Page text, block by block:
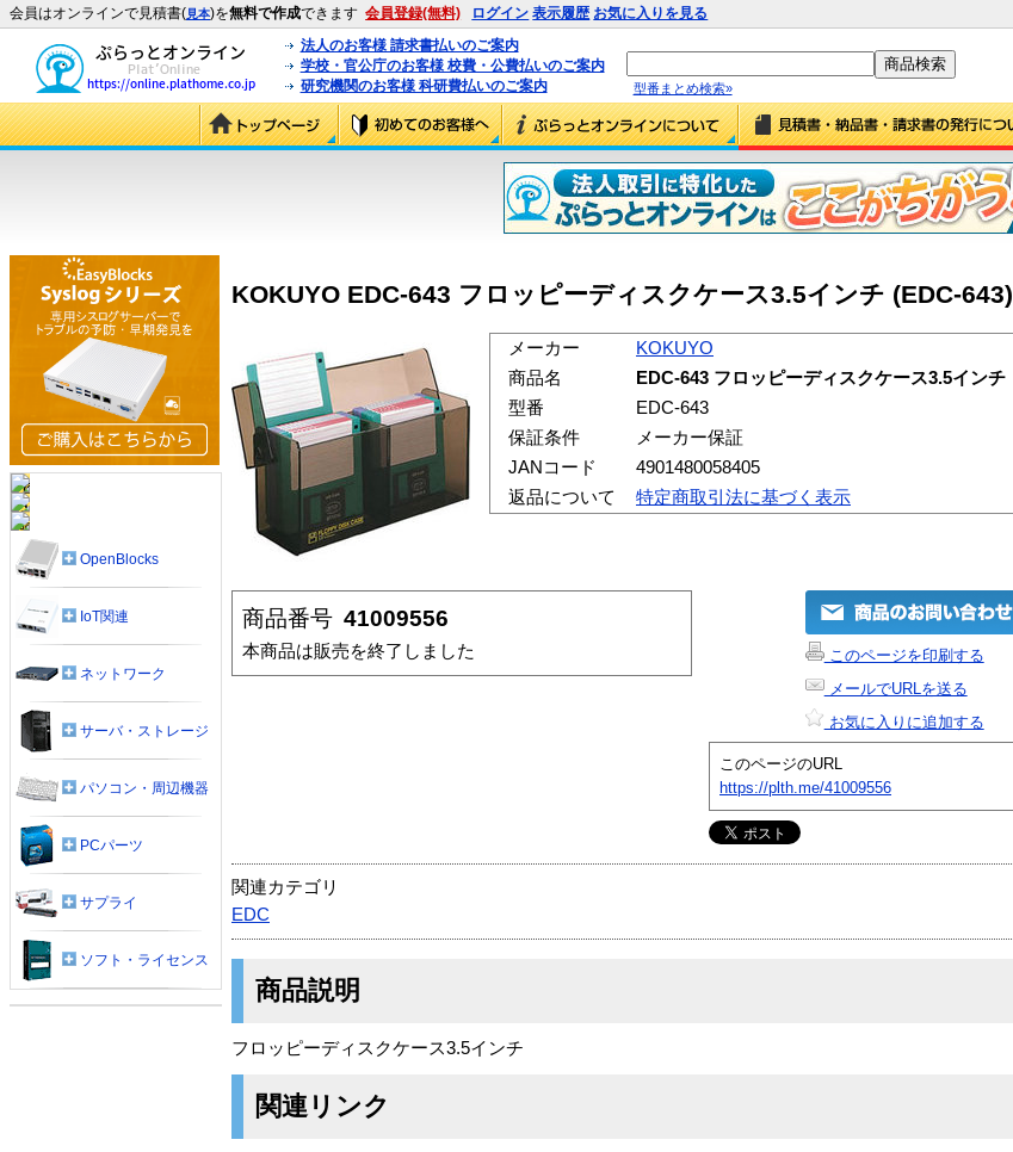
会員はオンラインで見積書(見本)を無料で作成できます 会員登録(無料) ログイン 表示履歴 お気に入りを見る
法人のお客様 請求書払いのご案内
学校・官公庁のお客様 校費・公費払いのご案内
研究機関のお客様 科研費払いのご案内
型番まとめ検索»
KOKUYO EDC-643 フロッピーディスクケース3.5インチ (EDC-643)
メーカー
KOKUYO
商品名
EDC-643 フロッピーディスクケース3.5インチ
型番
EDC-643
保証条件
メーカー保証
JANコード
4901480058405
返品について
特定商取引法に基づく表示
商品番号 41009556
本商品は販売を終了しました
このページを印刷する
メールでURLを送る
お気に入りに追加する
このページのURL
https://plth.me/41009556
関連カテゴリ
EDC
商品説明
フロッピーディスクケース3.5インチ
関連リンク
OpenBlocks
IoT関連
ネットワーク
サーバ・ストレージ
パソコン・周辺機器
PCパーツ
サプライ
ソフト・ライセンス